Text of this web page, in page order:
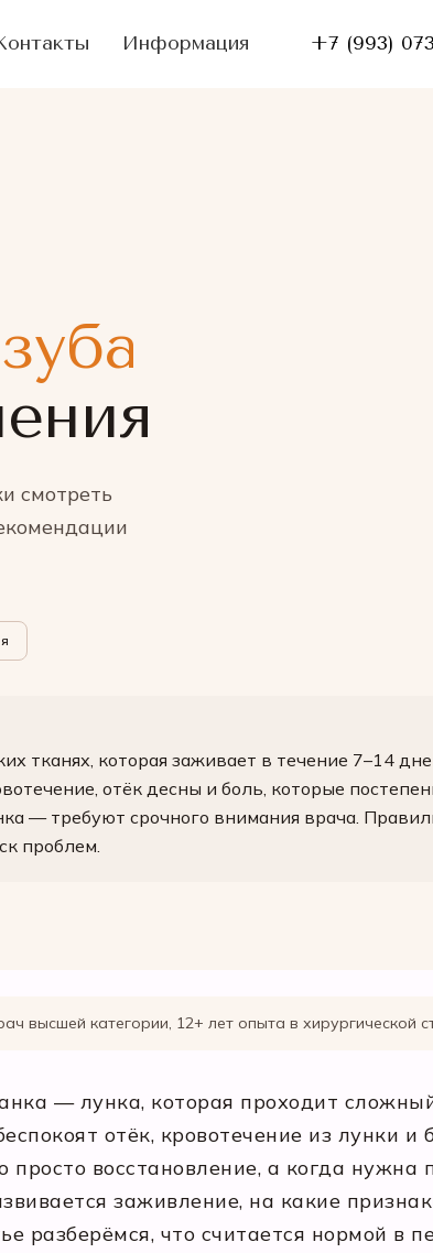
Информация +7 (993)
смотреть
тканях, которая заживает в течение 7–14
отёк десны и боль, которые
— требуют срочного внимания врача.
проблем.
высшей категории, 12+ лет опыта в хирургической
— лунка, которая проходит
отёк, кровотечение из лунки и
просто восстановление, а когда
заживление, на какие
разберёмся, что считается нормой в